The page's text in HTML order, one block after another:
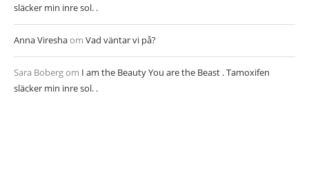
släcker min inre sol. .
Anna Vireshaom Vad väntar vi på?
Sara Bobergom I am the Beauty You are the Beast . Tamoxifen
släcker min inre sol. .